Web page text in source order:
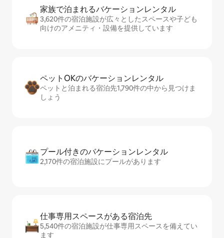
家族で泊まれるバ⁠ケ⁠ー⁠シ⁠ョ⁠ンレ⁠ン⁠タ⁠ル
3,620件の宿泊施設が広々としたスペースや子ども
向けのアメニティ・設備を提供しています
ペットOKのバ⁠ケ⁠ー⁠シ⁠ョ⁠ンレ⁠ン⁠タ⁠ル
ペットと泊まれる宿泊先1,790件の中から見つけま
しょう
プール付きのバ⁠ケ⁠ー⁠シ⁠ョ⁠ンレ⁠ン⁠タ⁠ル
2,170件の宿泊施設にプールがあります
仕事専用ス⁠ペ⁠ー⁠スがあ⁠る宿⁠泊⁠先
5,540件の宿泊施設が仕事専用スペースを備えてい
ます